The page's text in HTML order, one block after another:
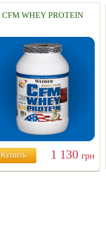
CFM WHEY PROTEIN
Купить 1 130 грн